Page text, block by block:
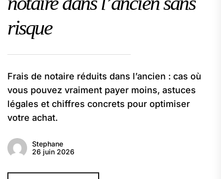
risque
Frais de notaire réduits dans l’ancien : cas où
vous pouvez vraiment payer moins, astuces
légales et chiffres concrets pour optimiser
votre achat.
Stephane
26 juin 2026